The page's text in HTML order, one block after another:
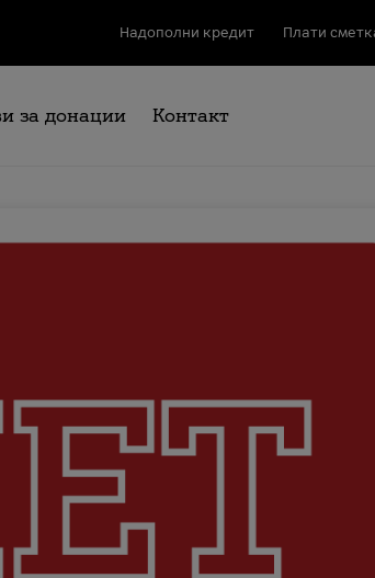
Надополни кредит Плати
за донации Контакт